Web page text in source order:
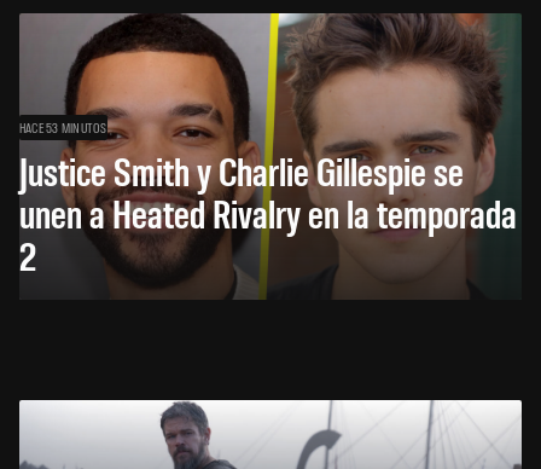
HACE 53 MINUTOS
Justice Smith y Charlie Gillespie se
unen a Heated Rivalry en la temporada
2